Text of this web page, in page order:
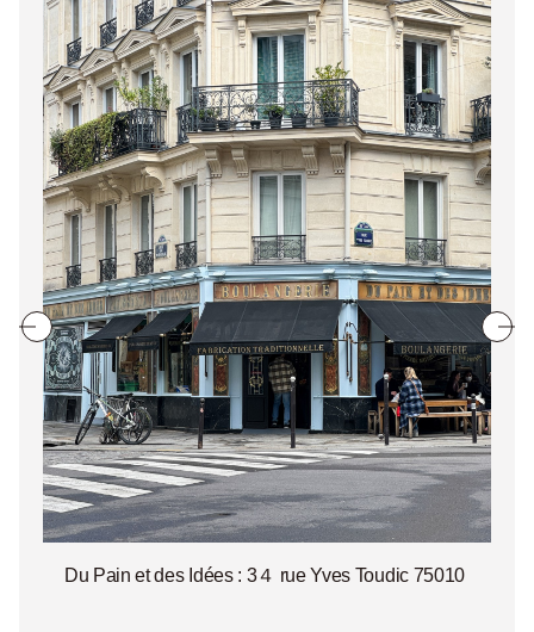
Du Pain et des Idées : 3４ rue Yves Toudic 75010